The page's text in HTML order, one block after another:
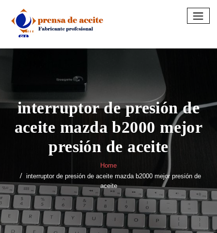
content
interruptor de presión de
aceite mazda b2000 mejor
presión de aceite
Home
interruptor de presión de aceite mazda b2000 mejor presión de
aceite